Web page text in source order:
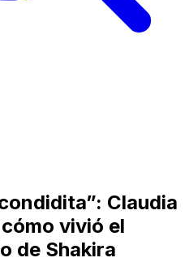
Claudia
vivió el
de Shakira